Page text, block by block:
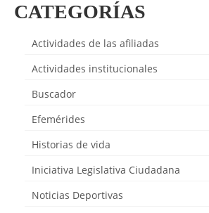
CATEGORÍAS
Actividades de las afiliadas
Actividades institucionales
Buscador
Efemérides
Historias de vida
Iniciativa Legislativa Ciudadana
Noticias Deportivas